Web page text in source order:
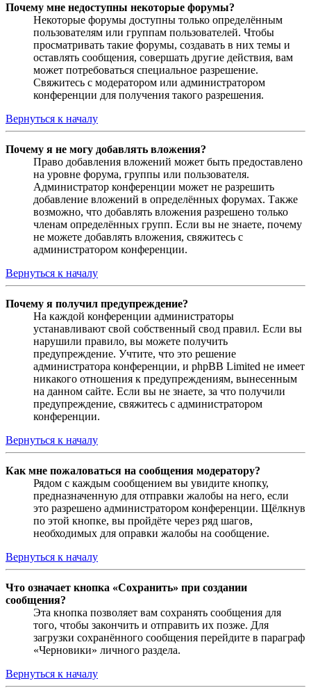
Почему мне недоступны некоторые форумы?
Некоторые форумы доступны только определённым
пользователям или группам пользователей. Чтобы
просматривать такие форумы, создавать в них темы и
оставлять сообщения, совершать другие действия, вам
может потребоваться специальное разрешение.
Свяжитесь с модератором или администратором
конференции для получения такого разрешения.
Вернуться к началу
Почему я не могу добавлять вложения?
Право добавления вложений может быть предоставлено
на уровне форума, группы или пользователя.
Администратор конференции может не разрешить
добавление вложений в определённых форумах. Также
возможно, что добавлять вложения разрешено только
членам определённых групп. Если вы не знаете, почему
не можете добавлять вложения, свяжитесь с
администратором конференции.
Вернуться к началу
Почему я получил предупреждение?
На каждой конференции администраторы
устанавливают свой собственный свод правил. Если вы
нарушили правило, вы можете получить
предупреждение. Учтите, что это решение
администратора конференции, и phpBB Limited не имеет
никакого отношения к предупреждениям, вынесенным
на данном сайте. Если вы не знаете, за что получили
предупреждение, свяжитесь с администратором
конференции.
Вернуться к началу
Как мне пожаловаться на сообщения модератору?
Рядом с каждым сообщением вы увидите кнопку,
предназначенную для отправки жалобы на него, если
это разрешено администратором конференции. Щёлкнув
по этой кнопке, вы пройдёте через ряд шагов,
необходимых для оправки жалобы на сообщение.
Вернуться к началу
Что означает кнопка «Сохранить» при создании
сообщения?
Эта кнопка позволяет вам сохранять сообщения для
того, чтобы закончить и отправить их позже. Для
загрузки сохранённого сообщения перейдите в параграф
«Черновики» личного раздела.
Вернуться к началу